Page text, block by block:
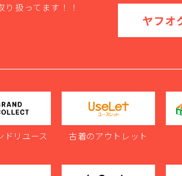
扱ってます！！
ドリユース 古着のアウトレット